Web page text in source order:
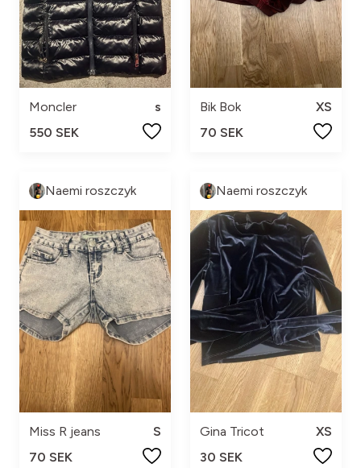
Moncler
s
550 SEK
Bik Bok
XS
70 SEK
Naemi roszczyk
Miss R jeans
S
70 SEK
Naemi roszczyk
Gina Tricot
XS
30 SEK